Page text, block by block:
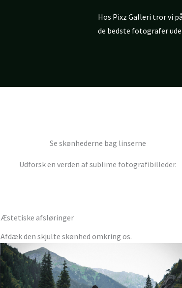
Hos Pixz Galleri tror vi
de bedste fotografer
Se skønhederne bag linserne
Udforsk en verden af sublime fotografibilleder.
Æstetiske afsløringer
Afdæk den skjulte skønhed omkring os.